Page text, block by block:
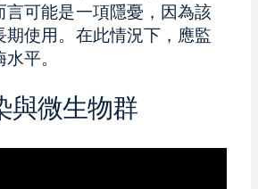
言可能是一項隱憂，因為該
期使用。在此情況下，應監
平。
與微生物群